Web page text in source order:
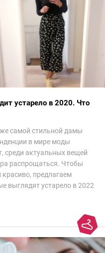
устарело в 2020. Что
самой стильной дамы
в мире моды
среди актуальных вещей
распрощаться. Чтобы
красиво, предлагаем
выглядят устарело в 2022